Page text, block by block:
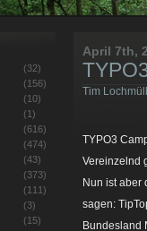
April 7th,
Tim
TYPO3
Vereinzelnd
Nun ist aber
sagen:
Bundesland
(32)
(156)
(10)
(1)
(616)
(474)
(43)
(373)
(111)
(3)
(15)